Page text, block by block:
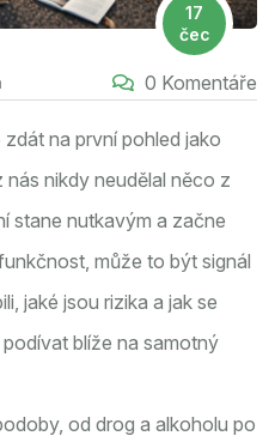
17
čec
0 Komentáře
na první pohled jako
nikdy neudělal něco z
stane nutkavým a začne
může to být signál
jaké jsou rizika a jak se
blíže na samotný
od drog a alkoholu po